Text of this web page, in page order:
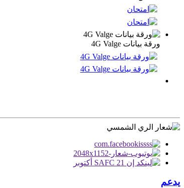
ورقة بيانات 4G Valge
يدعم